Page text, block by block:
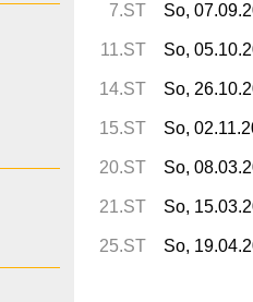
7.ST So,
11.ST So,
14.ST So,
15.ST So,
20.ST So,
21.ST So,
25.ST So,